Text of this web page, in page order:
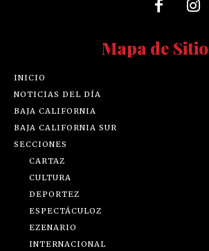
Mapa de Sitio
INICIO
NOTICIAS DEL DÍA
BAJA CALIFORNIA
BAJA CALIFORNIA SUR
SECCIONES
CARTAZ
CULTURA
DEPORTEZ
ESPECTÁCULOZ
EZENARIO
INTERNACIONAL